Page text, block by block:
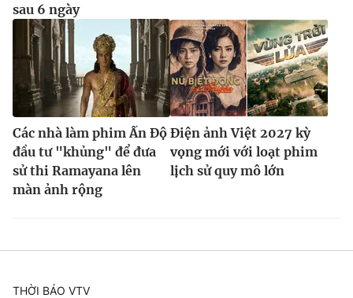
sau 6 ngày
Các nhà làm phim Ấn Độ
đầu tư "khủng" để đưa
sử thi Ramayana lên
màn ảnh rộng
Điện ảnh Việt 2027 kỳ
vọng mới với loạt phim
lịch sử quy mô lớn
THỜI BÁO VTV